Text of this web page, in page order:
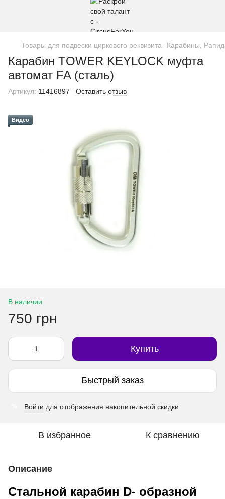
Товары для подвески циркового реквизита Карабины,
Карабин TOWER KEYLOCK муфта
автомат FA (сталь)
Артикул: 11416897 Оставить отзыв
Видео
В наличии
750 грн
Купить
Быстрый заказ
Войти для отображения накопительной скидки
В избранное К сравнению
Описание
Стальной карабин D- образной